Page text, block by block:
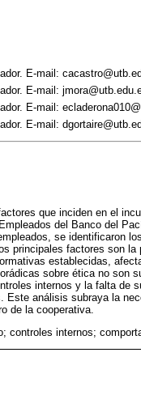
E-mail:
E-mail:
E-mail:
E-mail:
que inciden en el
del Banco del
se identificaron
principales factores son
establecidas,
sobre ética no son
internos y la falta de
Este análisis subraya la
de la cooperativa.
controles internos;